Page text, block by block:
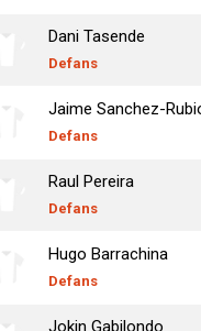
Dani Tasende
Defans
Jaime Sanchez-
Defans
Raul Pereira
Defans
Hugo Barrachina
Defans
Jokin Gabilondo